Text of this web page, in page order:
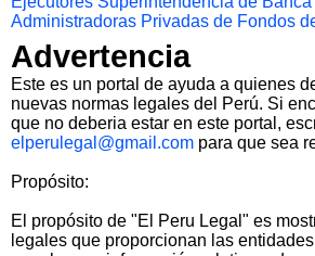
Administradoras Privadas de Fondos
Advertencia
Este es un portal de ayuda a quienes
nuevas normas legales del Perú. Si
que no deberia estar en este portal,
elperulegal@gmail.com para que sea
Propósito:
El propósito de "El Peru Legal" es
legales que proporcionan las